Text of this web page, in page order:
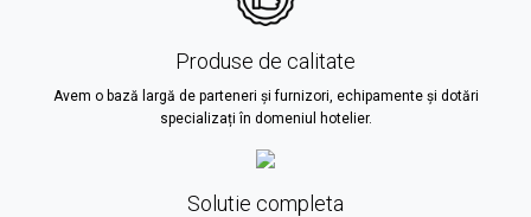
Produse de calitate
Avem o bază largă de parteneri și furnizori, echipamente și dotări
specializați în domeniul hotelier.
Solutie completa